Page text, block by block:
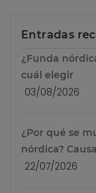
Entradas
¿Funda
cuál elegir
03/08/2026
¿Por qué se
nórdica?
22/07/2026